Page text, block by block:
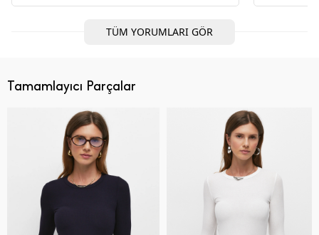
TÜM YORUMLARI GÖR
Tamamlayıcı Parçalar